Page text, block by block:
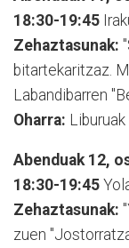
18:30-19:45
Zehaztasunak:
bitartekaritzaz.
Labandibarren
Oharra:
Abenduak 12,
18:30-19:45
Zehaztasunak:
zuen